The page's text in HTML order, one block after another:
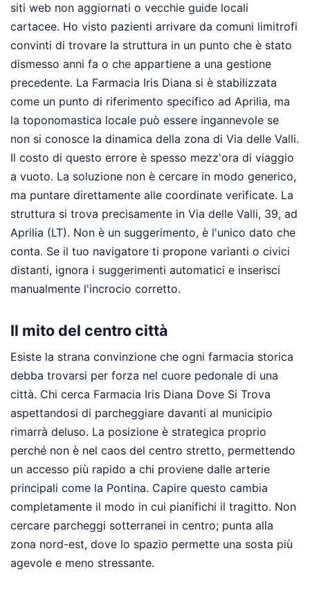
siti web non aggiornati o vecchie guide locali
cartacee. Ho visto pazienti arrivare da comuni limitrofi
convinti di trovare la struttura in un punto che è stato
dismesso anni fa o che appartiene a una gestione
precedente. La Farmacia Iris Diana si è stabilizzata
come un punto di riferimento specifico ad Aprilia, ma
la toponomastica locale può essere ingannevole se
non si conosce la dinamica della zona di Via delle Valli.
Il costo di questo errore è spesso mezz'ora di viaggio
a vuoto. La soluzione non è cercare in modo generico,
ma puntare direttamente alle coordinate verificate. La
struttura si trova precisamente in Via delle Valli, 39, ad
Aprilia (LT). Non è un suggerimento, è l'unico dato che
conta. Se il tuo navigatore ti propone varianti o civici
distanti, ignora i suggerimenti automatici e inserisci
manualmente l'incrocio corretto.
Il mito del centro città
Esiste la strana convinzione che ogni farmacia storica
debba trovarsi per forza nel cuore pedonale di una
città. Chi cerca Farmacia Iris Diana Dove Si Trova
aspettandosi di parcheggiare davanti al municipio
rimarrà deluso. La posizione è strategica proprio
perché non è nel caos del centro stretto, permettendo
un accesso più rapido a chi proviene dalle arterie
principali come la Pontina. Capire questo cambia
completamente il modo in cui pianifichi il tragitto. Non
cercare parcheggi sotterranei in centro; punta alla
zona nord-est, dove lo spazio permette una sosta più
agevole e meno stressante.